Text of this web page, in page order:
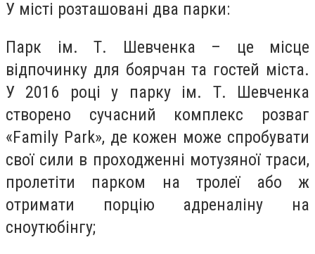
У місті розташовані два парки:
Парк ім. Т. Шевченка – це місце
відпочинку для боярчан та гостей міста.
У 2016 році у парку ім. Т. Шевченка
створено сучасний комплекс розваг
«Family Park», де кожен може спробувати
свої сили в проходженні мотузяної траси,
пролетіти парком на тролеї або ж
отримати порцію адреналіну на
сноутюбінгу;